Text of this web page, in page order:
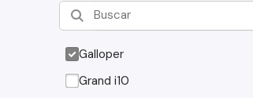
Galloper
Grand i10